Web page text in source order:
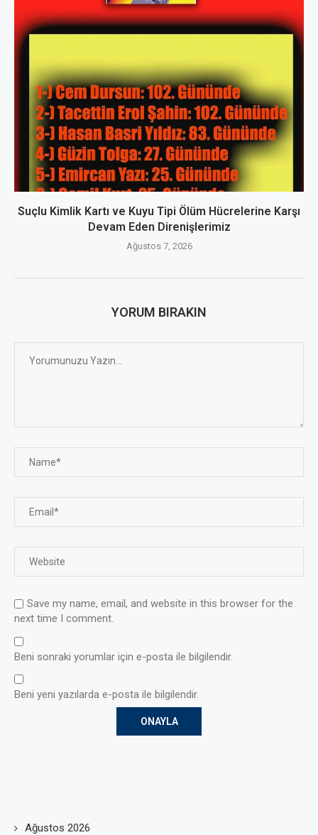
Suçlu Kimlik Kartı ve Kuyu Tipi Ölüm Hücrelerine Karşı
Devam Eden Direnişlerimiz
Ağustos 7, 2026
YORUM BIRAKIN
Save my name, email, and website in this browser for the
next time I comment.
Beni sonraki yorumlar için e-posta ile bilgilendir.
Beni yeni yazılarda e-posta ile bilgilendir.
Ağustos 2026